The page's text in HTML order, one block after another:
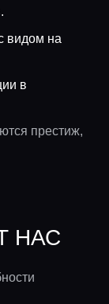
видом на
в
престиж,
НАС